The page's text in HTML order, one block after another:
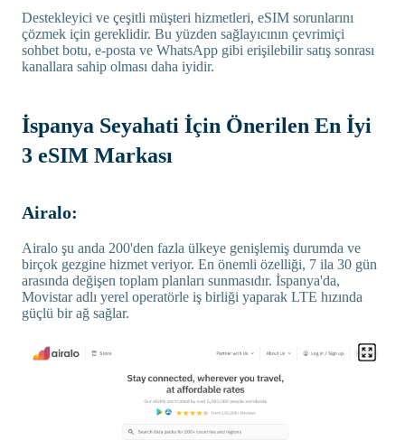
Destekleyici ve çeşitli müşteri hizmetleri, eSIM sorunlarını
çözmek için gereklidir. Bu yüzden sağlayıcının çevrimiçi
sohbet botu, e-posta ve WhatsApp gibi erişilebilir satış sonrası
kanallara sahip olması daha iyidir.
İspanya Seyahati İçin Önerilen En İyi
3 eSIM Markası
Airalo:
Airalo şu anda 200'den fazla ülkeye genişlemiş durumda ve
birçok gezgine hizmet veriyor. En önemli özelliği, 7 ila 30 gün
arasında değişen toplam planları sunmasıdır. İspanya'da,
Movistar adlı yerel operatörle iş birliği yaparak LTE hızında
güçlü bir ağ sağlar.